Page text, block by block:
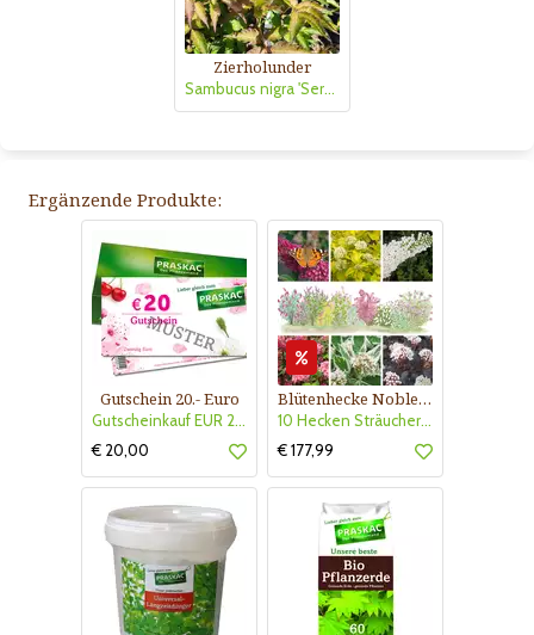
Zierholunder
Sambucus nigra 'Serenade'
Ergänzende Produkte:
Gutschein 20.- Euro
Gutscheinkauf EUR 20.-
€ 20,00
Blütenhecke Nobless-Kollektion Nr. 402
10 Hecken Sträucher - für 10 lfm Blütenhecke - Blühend März - Oktober
€ 177,99